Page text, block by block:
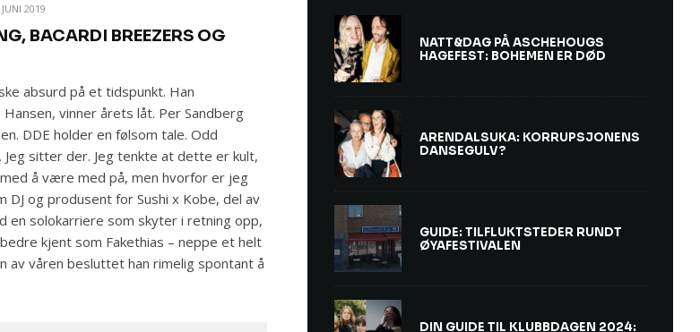
2019
BACARDI BREEZERS OG
absurd på et tidspunkt. Han
vinner årets låt. Per Sandberg
DDE holder en følsom tale. Odd
sitter der. Jeg tenkte at dette er kult,
å være med på, men hvorfor er jeg
DJ og produsent for Sushi x Kobe, del av
en solokarriere som skyter i retning opp,
kjent som Fakethias – neppe et helt
av våren besluttet han rimelig spontant å
NATT&DAG PÅ ASCHEHOUGS
HAGEFEST: BOHEMEN ER DØD
ARENDALSUKA: KORRUPSJONENS
DANSEGULV?
GUIDE: TILFLUKTSTEDER RUNDT
ØYAFESTIVALEN
DIN GUIDE TIL KLUBBDAGEN 2024: